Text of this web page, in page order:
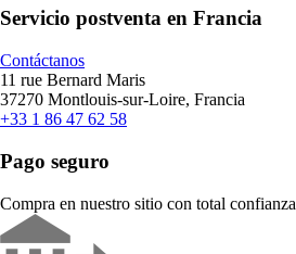
Servicio postventa en Francia
Contáctanos
11 rue Bernard Maris
37270 Montlouis-sur-Loire, Francia
+33 1 86 47 62 58
Pago seguro
Compra en nuestro sitio con total confianza